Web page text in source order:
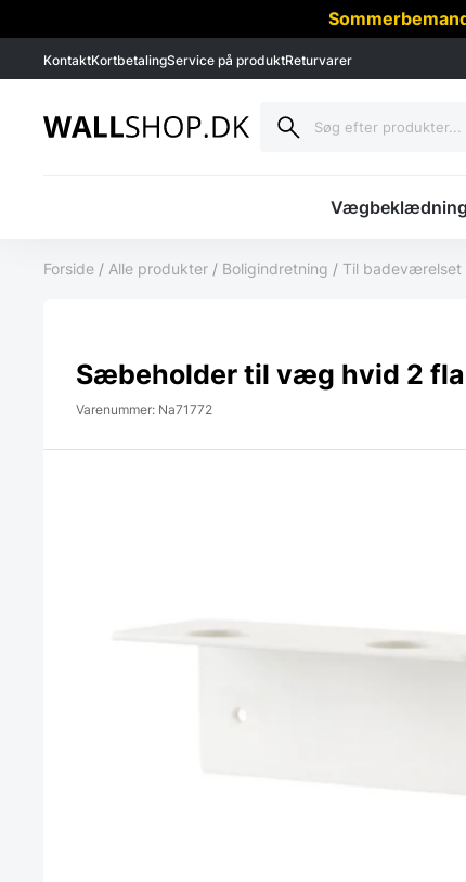
KontaktKortbetalingService på produktReturvarer
Vægbeklædning
Forside / Alle produkter / Boligindretning / Til badeværelset
Sæbeholder til væg hvid 2
Varenummer: Na71772